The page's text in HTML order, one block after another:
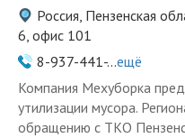
Россия, Пензенская
6, офис 101
8-937-441-...ещё
Компания Мехуборка
утилизации мусора.
обращению с ТКО